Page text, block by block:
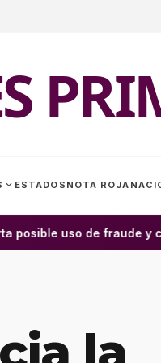
expand_more ESTADOS NOTA ROJA
uso de fraude y